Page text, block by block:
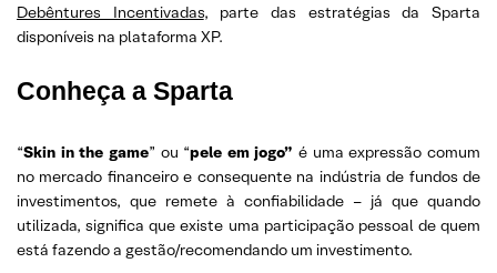
Debêntures Incentivadas, parte das estratégias da Sparta
disponíveis na plataforma XP.
Conheça a Sparta
“Skin in the game” ou “pele em jogo” é uma expressão comum
no mercado financeiro e consequente na indústria de fundos de
investimentos, que remete à confiabilidade – já que quando
utilizada, significa que existe uma participação pessoal de quem
está fazendo a gestão/recomendando um investimento.